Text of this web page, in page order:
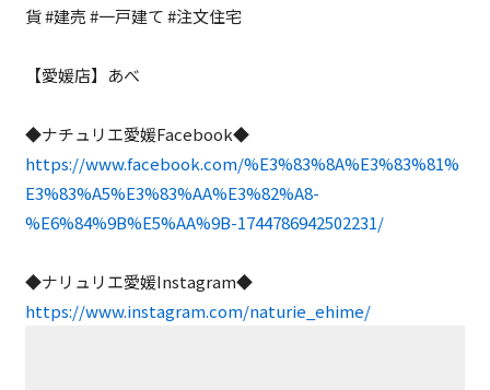
貨 #建売 #一戸建て #注文住宅
【愛媛店】あべ
◆ナチュリエ愛媛Facebook◆
https://www.facebook.com/%E3%83%8A%E3%83%81%
E3%83%A5%E3%83%AA%E3%82%A8-
%E6%84%9B%E5%AA%9B-1744786942502231/
◆ナリュリエ愛媛Instagram◆
https://www.instagram.com/naturie_ehime/